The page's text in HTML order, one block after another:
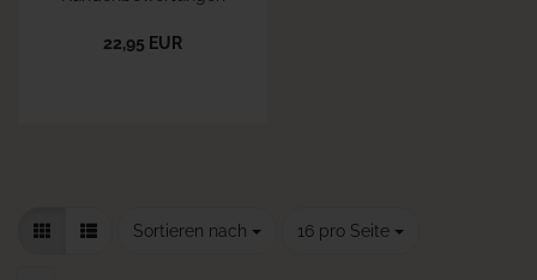
22,95 EUR
Sortieren nach
Sortieren nach 16 pro Seite
pro Seite